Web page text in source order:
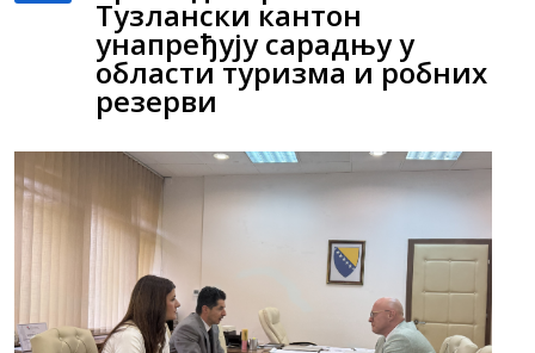
Тузлански кантон
унапређују сарадњу у
области туризма и робних
резерви